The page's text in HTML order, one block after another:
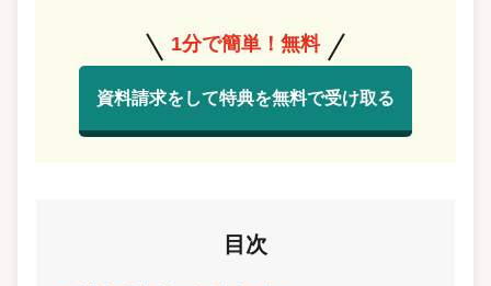
1分で簡単！無料
資料請求をして特典を無料で受け取る
目次